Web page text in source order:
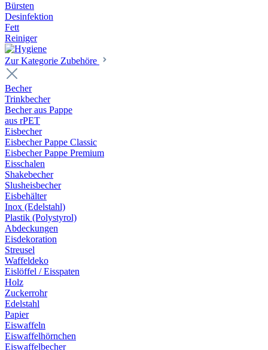
Bürsten
Desinfektion
Fett
Reiniger
Zur Kategorie Zubehöre
Becher
Trinkbecher
Becher aus Pappe
aus rPET
Eisbecher
Eisbecher Pappe Classic
Eisbecher Pappe Premium
Eisschalen
Shakebecher
Slusheisbecher
Eisbehälter
Inox (Edelstahl)
Plastik (Polystyrol)
Abdeckungen
Eisdekoration
Streusel
Waffeldeko
Eislöffel / Eisspaten
Holz
Zuckerrohr
Edelstahl
Papier
Eiswaffeln
Eiswaffelhörnchen
Eiswaffelbecher